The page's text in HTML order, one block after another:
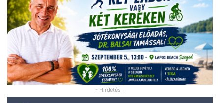
- Hirdetés -